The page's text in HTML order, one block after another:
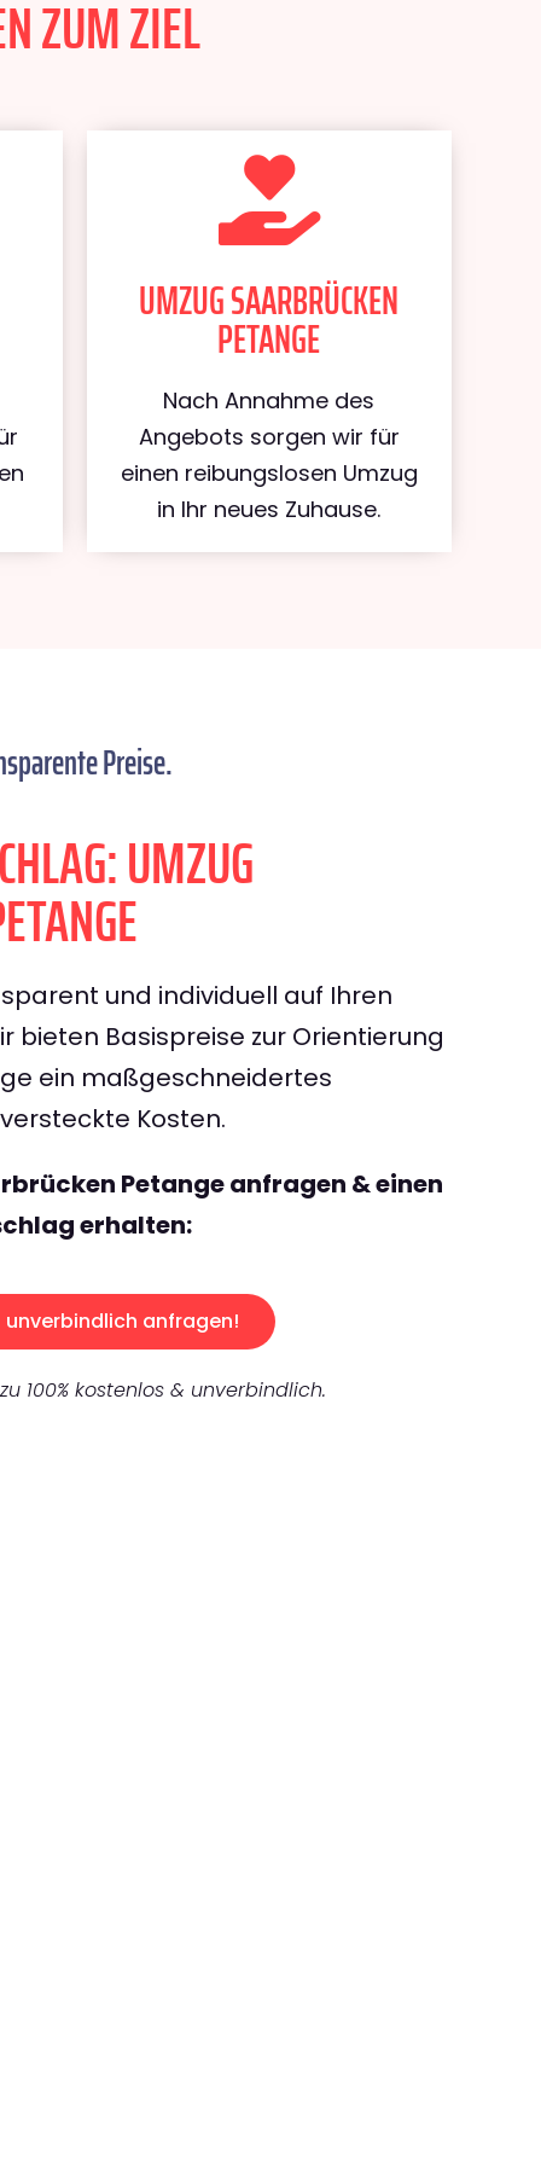
ZUM ZIEL
UMZUG SAARBRÜCKEN
PETANGE
Nach Annahme des
Angebots sorgen wir für
einen reibungslosen Umzug
in Ihr neues Zuhause.
Preise.
UMZUG
und individuell auf Ihren
bieten Basispreise zur Orientierung
ein maßgeschneidertes
Kosten.
Petange anfragen & einen
erhalten:
unverbindlich anfragen!
100% kostenlos & unverbindlich.